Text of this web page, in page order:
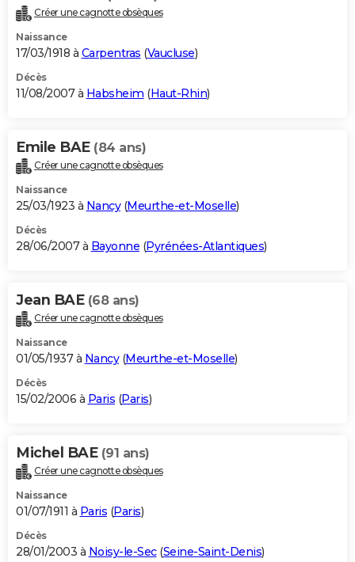
Créer une cagnotte obsèques
Naissance
17/03/1918 à Carpentras (Vaucluse)
Décès
11/08/2007 à Habsheim (Haut-Rhin)
Emile BAE (84 ans)
Créer une cagnotte obsèques
Naissance
25/03/1923 à Nancy(Meurthe-et-Moselle)
Décès
28/06/2007 à Bayonne (Pyrénées-Atlantiques)
Jean BAE (68 ans)
Créer une cagnotte obsèques
Naissance
01/05/1937 à Nancy(Meurthe-et-Moselle)
Décès
15/02/2006 à Paris (Paris)
Michel BAE (91 ans)
Créer une cagnotte obsèques
Naissance
01/07/1911 à Paris (Paris)
Décès
28/01/2003 à Noisy-le-Sec(Seine-Saint-Denis)